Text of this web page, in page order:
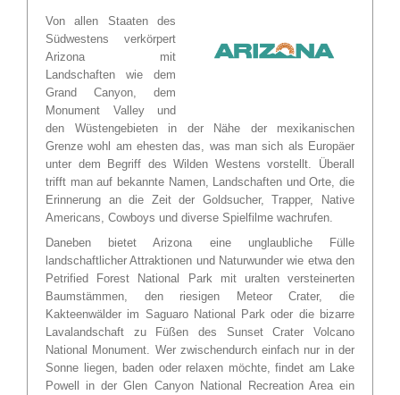
Von allen Staaten des
Südwestens verkörpert
Arizona mit
Landschaften wie dem
Grand Canyon, dem
Monument Valley und
den Wüstengebieten in der Nähe der mexikanischen
Grenze wohl am ehesten das, was man sich als Europäer
unter dem Begriff des Wilden Westens vorstellt. Überall
trifft man auf bekannte Namen, Landschaften und Orte, die
Erinnerung an die Zeit der Goldsucher, Trapper, Native
Americans, Cowboys und diverse Spielfilme wachrufen.
Daneben bietet Arizona eine unglaubliche Fülle
landschaftlicher Attraktionen und Naturwunder wie etwa den
Petrified Forest National Park mit uralten versteinerten
Baumstämmen, den riesigen Meteor Crater, die
Kakteenwälder im Saguaro National Park oder die bizarre
Lavalandschaft zu Füßen des Sunset Crater Volcano
National Monument. Wer zwischendurch einfach nur in der
Sonne liegen, baden oder relaxen möchte, findet am Lake
Powell in der Glen Canyon National Recreation Area ein